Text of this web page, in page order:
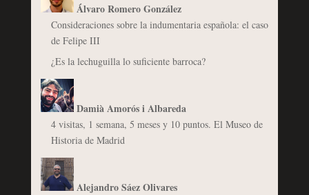
Álvaro Romero González
Consideraciones sobre la indumentaria española: el caso
de Felipe III
¿Es la lechuguilla lo suficiente barroca?
Damià Amorós i Albareda
4 visitas, 1 semana, 5 meses y 10 puntos. El Museo de
Historia de Madrid
Alejandro Sáez Olivares